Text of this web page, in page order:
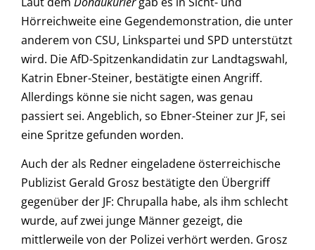
Hörreichweite eine Gegendemonstration, die unter
anderem von CSU, Linkspartei und SPD unterstützt
wird. Die AfD-Spitzenkandidatin zur Landtagswahl,
Katrin Ebner-Steiner, bestätigte einen Angriff.
Allerdings könne sie nicht sagen, was genau
passiert sei. Angeblich, so Ebner-Steiner zur JF, sei
eine Spritze gefunden worden.
Auch der als Redner eingeladene österreichische
Publizist Gerald Grosz bestätigte den Übergriff
gegenüber der JF: Chrupalla habe, als ihm schlecht
wurde, auf zwei junge Männer gezeigt, die
mittlerweile von der Polizei verhört werden. Grosz